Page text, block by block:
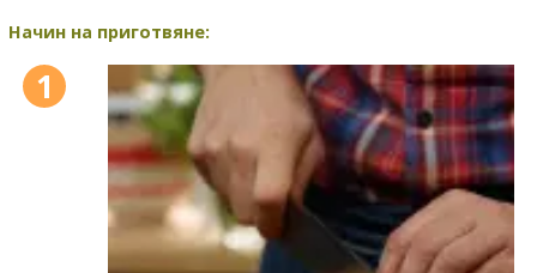
Начин на приготвяне:
1